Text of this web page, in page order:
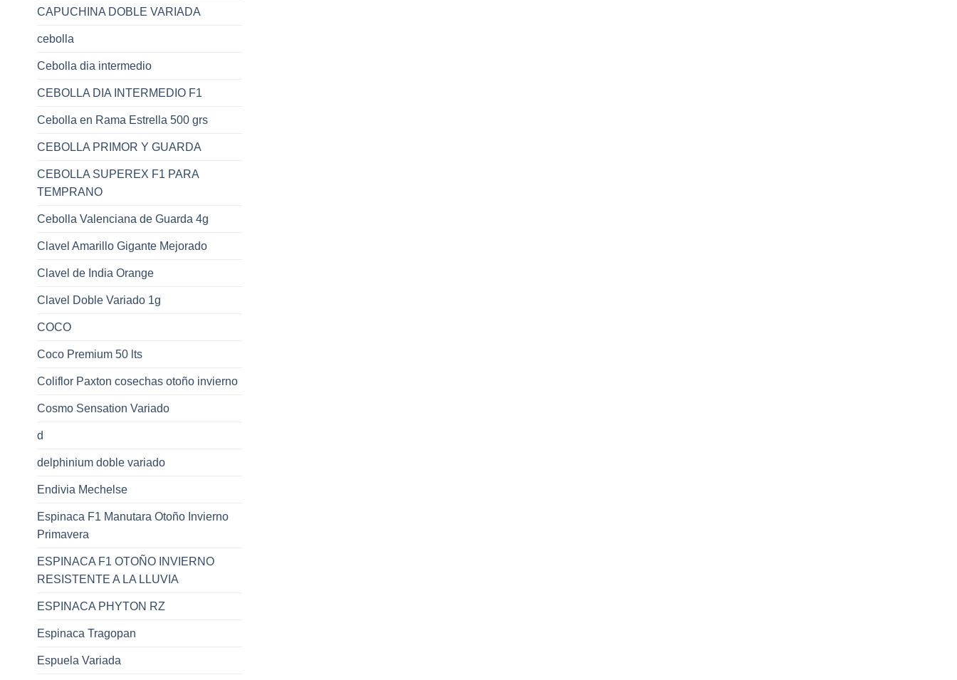
CAPUCHINA DOBLE VARIADA
cebolla
Cebolla dia intermedio
CEBOLLA DIA INTERMEDIO F1
Cebolla en Rama Estrella 500 grs
CEBOLLA PRIMOR Y GUARDA
CEBOLLA SUPEREX F1 PARA
TEMPRANO
Cebolla Valenciana de Guarda 4g
Clavel Amarillo Gigante Mejorado
Clavel de India Orange
Clavel Doble Variado 1g
COCO
Coco Premium 50 lts
Coliflor Paxton cosechas otoño invierno
Cosmo Sensation Variado
d
delphinium doble variado
Endivia Mechelse
Espinaca F1 Manutara Otoño Invierno
Primavera
ESPINACA F1 OTOÑO INVIERNO
RESISTENTE A LA LLUVIA
ESPINACA PHYTON RZ
Espinaca Tragopan
Espuela Variada